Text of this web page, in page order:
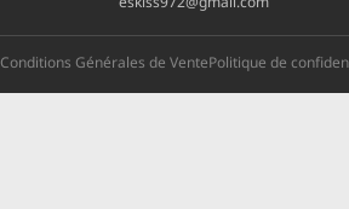
Conditions Générales de VentePolitique de